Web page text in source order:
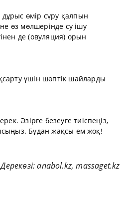
дұрыс өмір сүру қалпын
өз мөлшерінде су ішу
де (овуляция) орын
үшін шөптік шайларды
Әзірге безеуге тиіспеңіз,
Бұдан жақсы ем жоқ!
anabol.kz,massaget.kz